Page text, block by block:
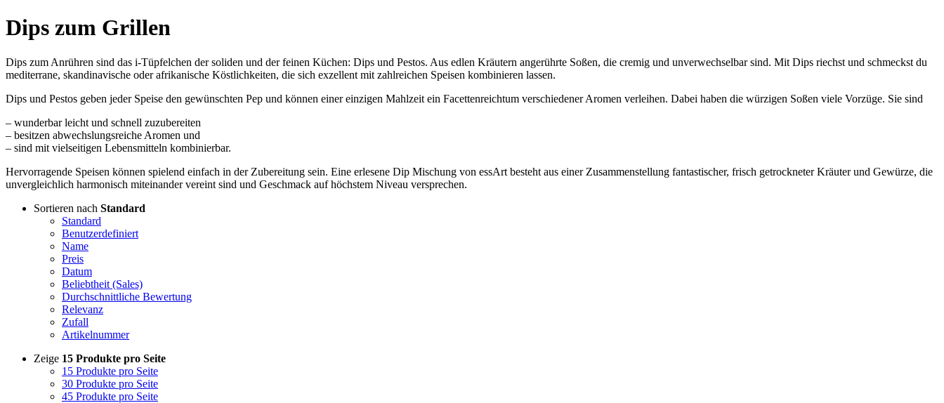
Dips zum Grillen
Dips zum Anrühren sind das i-Tüpfelchen der soliden und der feinen Küchen: Dips und Pestos. Aus edlen Kräutern angerührte Soßen, die cremig und unverwechselbar sind. Mit Dips riechst und schmeckst du
mediterrane, skandinavische oder afrikanische Köstlichkeiten, die sich exzellent mit zahlreichen Speisen kombinieren lassen.
Dips und Pestos geben jeder Speise den gewünschten Pep und können einer einzigen Mahlzeit ein Facettenreichtum verschiedener Aromen verleihen. Dabei haben die würzigen Soßen viele Vorzüge. Sie sind
– wunderbar leicht und schnell zuzubereiten
– besitzen abwechslungsreiche Aromen und
– sind mit vielseitigen Lebensmitteln kombinierbar.
Hervorragende Speisen können spielend einfach in der Zubereitung sein. Eine erlesene Dip Mischung von essArt besteht aus einer Zusammenstellung fantastischer, frisch getrockneter Kräuter und Gewürze, die
unvergleichlich harmonisch miteinander vereint sind und Geschmack auf höchstem Niveau versprechen.
Sortieren nach Standard
Standard
Benutzerdefiniert
Name
Preis
Datum
Beliebtheit (Sales)
Durchschnittliche Bewertung
Relevanz
Zufall
Artikelnummer
Zeige 15 Produkte pro Seite
15 Produkte pro Seite
30 Produkte pro Seite
45 Produkte pro Seite